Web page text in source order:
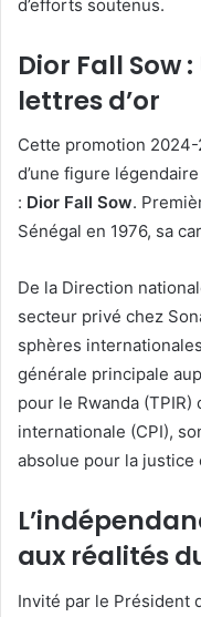
d’efforts soutenus.
Dior Fall Sow
lettres d’or
Cette promotion 2024-
d’une figure
: Dior Fall Sow.
Sénégal en 1976, sa
De la Direction
secteur privé chez
sphères
générale principale
pour le Rwanda
internationale (CPI),
absolue pour la justice
aux réalités
Invité par le Président